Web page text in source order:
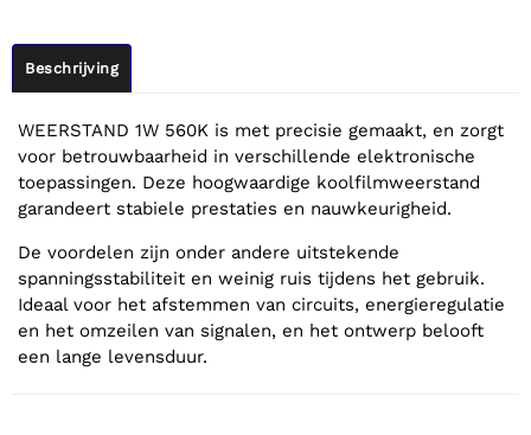
Beschrijving
WEERSTAND 1W 560K is met precisie gemaakt, en zorgt
voor betrouwbaarheid in verschillende elektronische
toepassingen. Deze hoogwaardige koolfilmweerstand
garandeert stabiele prestaties en nauwkeurigheid.
De voordelen zijn onder andere uitstekende
spanningsstabiliteit en weinig ruis tijdens het gebruik.
Ideaal voor het afstemmen van circuits, energieregulatie
en het omzeilen van signalen, en het ontwerp belooft
een lange levensduur.